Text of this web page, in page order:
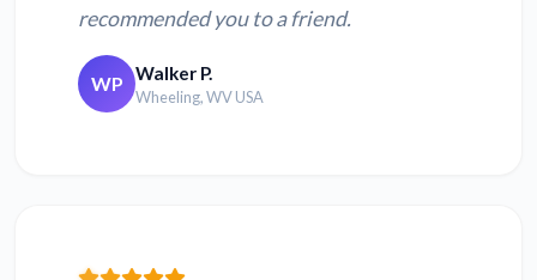
recommended you to a friend.
WP Walker P.
Wheeling, WV USA